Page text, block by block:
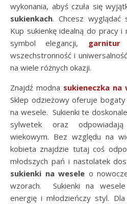
wykonania, abyś czuła się
sukienkach. Chcesz wyglądać
Kup sukienkę idealną do pracy
symbol elegancji, garnitur
wszechstronność i
na wiele różnych okazji.
Znajdź modna sukieneczka na
Sklep odzieżowy oferuje
na wesele. Sukienki te
sylwetek oraz
wiekowym. Bez względu na
kobieta znajdzie tutaj coś
młodszych pań i nastolatek
sukienki na wesele o
wzorach. Sukienki na
energię i młodzieńczy styl.